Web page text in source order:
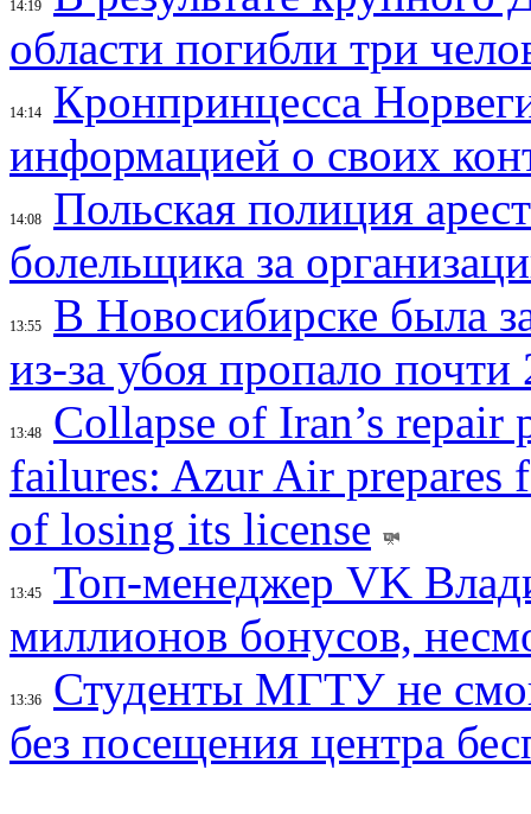
14:19
области погибли три
14:14
Кронпринцесса
информацией о своих
14:08
Польская полиция
болельщика за
13:55
В Новосибирске была
из-за убоя пропало почти
13:48
Collapse of Iran’s repair
failures: Azur Air prepares
of losing its license
13:45
Топ-менеджер VK
миллионов бонусов,
13:36
Студенты МГТУ не
без посещения центра